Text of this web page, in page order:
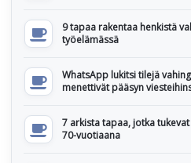
9 tapaa rakentaa henkistä
työelämässä
WhatsApp lukitsi tilejä
menettivät pääsyn
7 arkista tapaa, jotka
70-vuotiaana